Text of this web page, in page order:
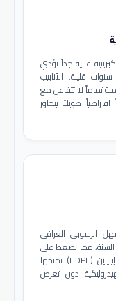
عالية جداً تؤدي
قليلة. الأنابيب
تماماً لا تتفاعل مع
طويلاً يتجاوز
الرسوبي العراقي
مما يضغط على
شبكات الأنابيب المدفونة. مرونة أنابيب البولي إيثيلين (HDPE) تمنحها
دون تعرض